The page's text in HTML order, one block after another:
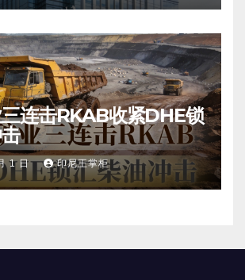
连击RKAB收紧DHE锁
1 日 印尼王掌柜